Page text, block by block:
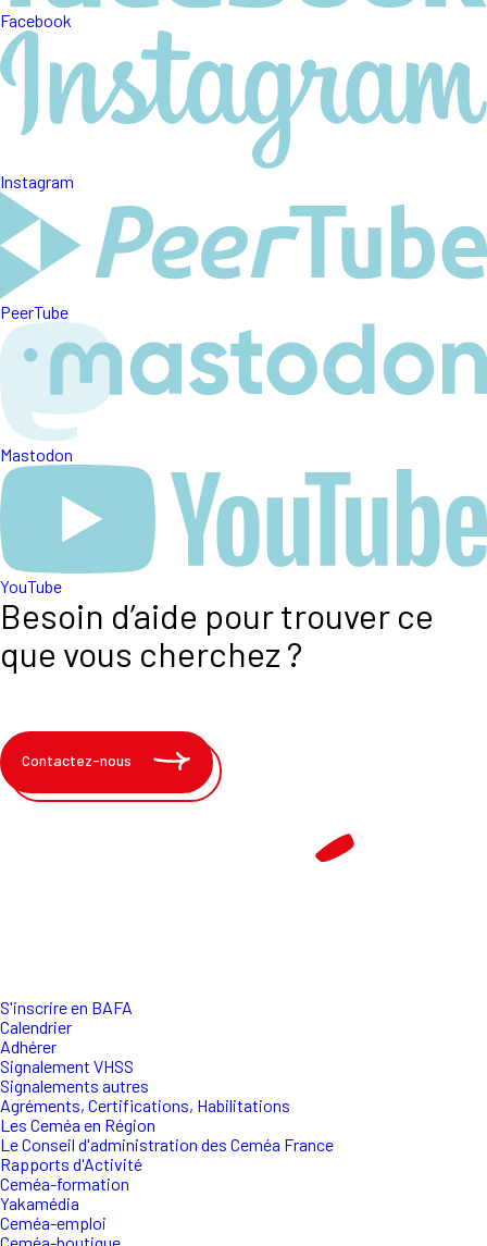
Facebook
Instagram
PeerTube
Mastodon
YouTube
Besoin d’aide pour trouver ce
que vous cherchez ?
Contactez-nous
S'inscrire en BAFA
Calendrier
Adhérer
Signalement VHSS
Signalements autres
Agréments, Certifications, Habilitations
Les Ceméa en Région
Le Conseil d'administration des Ceméa France
Rapports d'Activité
Ceméa-formation
Yakamédia
Ceméa-emploi
Ceméa-boutique